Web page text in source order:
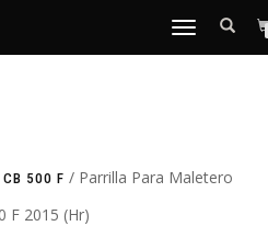
TOGGLE
CB 500 F / Parrilla Para Maletero
F 2015 (Hr)